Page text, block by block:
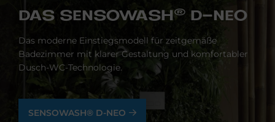
DAS SEN­SO­WA­S­H® D-NEO
Das moderne Einstiegsmodell für zeitgemäße
Badezimmer mit klarer Gestaltung und komfortabler
Dusch-WC-Technologie.
SENSOWASH® D-NEO